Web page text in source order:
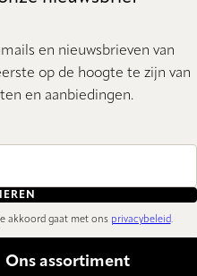
en nieuwsbrieven van
op de hoogte te zijn van
en aanbiedingen.
akkoord gaat met ons privacybeleid.
Ons assortiment